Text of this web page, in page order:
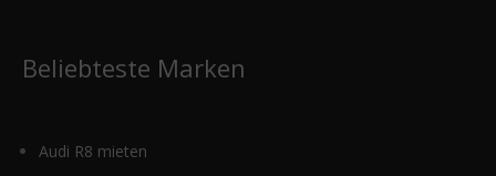
Beliebteste Marken
Audi R8 mieten